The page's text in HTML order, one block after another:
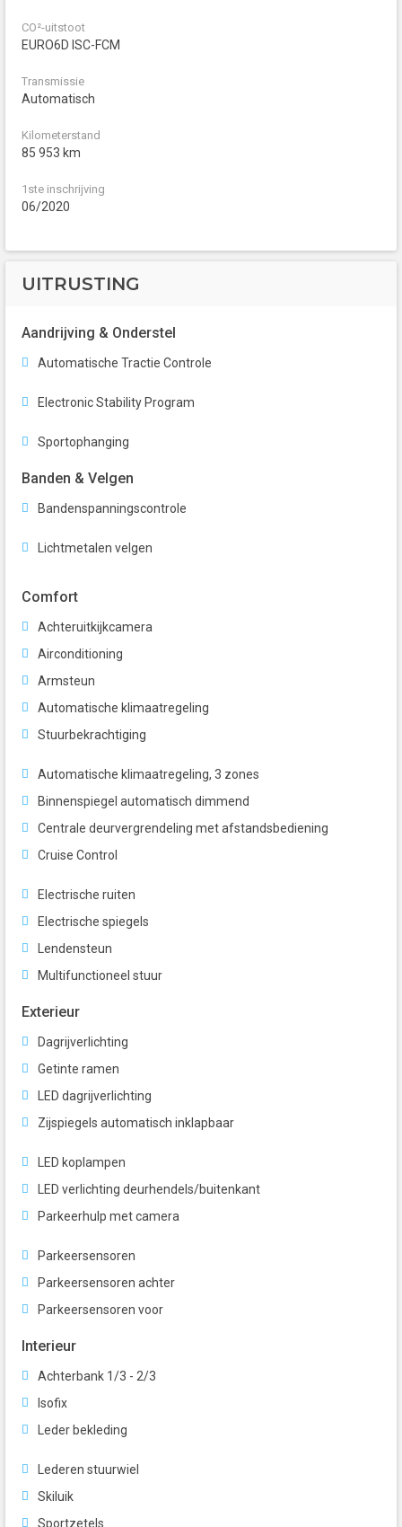
CO²-uitstoot
EURO6D ISC-FCM
Transmissie
Automatisch
Kilometerstand
85 953 km
1ste inschrijving
06/2020
UITRUSTING
Aandrijving & Onderstel
Automatische Tractie Controle
Electronic Stability Program
Sportophanging
Banden & Velgen
Bandenspanningscontrole
Lichtmetalen velgen
Comfort
Achteruitkijkcamera
Airconditioning
Armsteun
Automatische klimaatregeling
Stuurbekrachtiging
Automatische klimaatregeling, 3 zones
Binnenspiegel automatisch dimmend
Centrale deurvergrendeling met afstandsbediening
Cruise Control
Electrische ruiten
Electrische spiegels
Lendensteun
Multifunctioneel stuur
Exterieur
Dagrijverlichting
Getinte ramen
LED dagrijverlichting
Zijspiegels automatisch inklapbaar
LED koplampen
LED verlichting deurhendels/buitenkant
Parkeerhulp met camera
Parkeersensoren
Parkeersensoren achter
Parkeersensoren voor
Interieur
Achterbank 1/3 - 2/3
Isofix
Leder bekleding
Lederen stuurwiel
Skiluik
Sportzetels